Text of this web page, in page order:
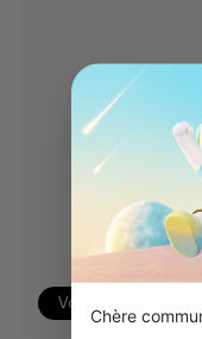
Voir le produit
Chère